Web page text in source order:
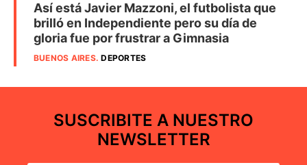
Así está Javier Mazzoni, el futbolista que
brilló en Independiente pero su día de
gloria fue por frustrar a Gimnasia
BUENOS AIRES.DEPORTES
SUSCRIBITE A NUESTRO
NEWSLETTER